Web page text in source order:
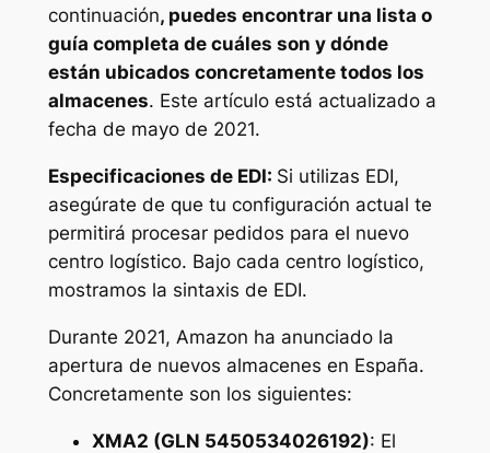
continuación, puedes encontrar una lista o
guía completa de cuáles son y dónde
están ubicados concretamente todos los
almacenes. Este artículo está actualizado a
fecha de mayo de 2021.
Especificaciones de EDI: Si utilizas EDI,
asegúrate de que tu configuración actual te
permitirá procesar pedidos para el nuevo
centro logístico. Bajo cada centro logístico,
mostramos la sintaxis de EDI.
Durante 2021, Amazon ha anunciado la
apertura de nuevos almacenes en España.
Concretamente son los siguientes:
XMA2 (GLN 5450534026192): El